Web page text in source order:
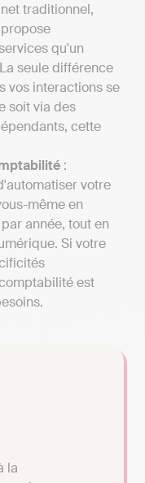
traditionnel,
qu'un
seule différence
vos interactions se
soit via des
cette
:
votre
même en
année, tout en
Si votre
est
la